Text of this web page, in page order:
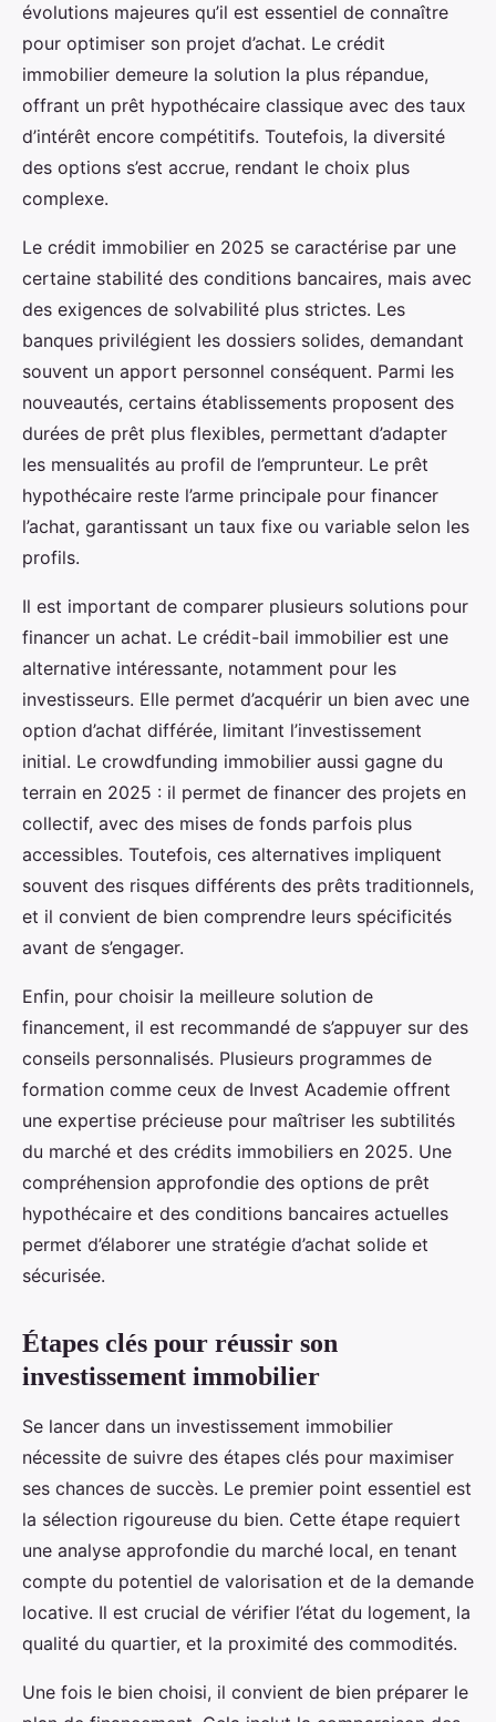
évolutions majeures qu’il est essentiel de connaître
pour optimiser son projet d’achat. Le crédit
immobilier demeure la solution la plus répandue,
offrant un prêt hypothécaire classique avec des taux
d’intérêt encore compétitifs. Toutefois, la diversité
des options s’est accrue, rendant le choix plus
complexe.
Le crédit immobilier en 2025 se caractérise par une
certaine stabilité des conditions bancaires, mais avec
des exigences de solvabilité plus strictes. Les
banques privilégient les dossiers solides, demandant
souvent un apport personnel conséquent. Parmi les
nouveautés, certains établissements proposent des
durées de prêt plus flexibles, permettant d’adapter
les mensualités au profil de l’emprunteur. Le prêt
hypothécaire reste l’arme principale pour financer
l’achat, garantissant un taux fixe ou variable selon les
profils.
Il est important de comparer plusieurs solutions pour
financer un achat. Le crédit-bail immobilier est une
alternative intéressante, notamment pour les
investisseurs. Elle permet d’acquérir un bien avec une
option d’achat différée, limitant l’investissement
initial. Le crowdfunding immobilier aussi gagne du
terrain en 2025 : il permet de financer des projets en
collectif, avec des mises de fonds parfois plus
accessibles. Toutefois, ces alternatives impliquent
souvent des risques différents des prêts traditionnels,
et il convient de bien comprendre leurs spécificités
avant de s’engager.
Enfin, pour choisir la meilleure solution de
financement, il est recommandé de s’appuyer sur des
conseils personnalisés. Plusieurs programmes de
formation comme ceux de Invest Academie offrent
une expertise précieuse pour maîtriser les subtilités
du marché et des crédits immobiliers en 2025. Une
compréhension approfondie des options de prêt
hypothécaire et des conditions bancaires actuelles
permet d’élaborer une stratégie d’achat solide et
sécurisée.
Étapes clés pour réussir son
investissement immobilier
Se lancer dans un investissement immobilier
nécessite de suivre des étapes clés pour maximiser
ses chances de succès. Le premier point essentiel est
la sélection rigoureuse du bien. Cette étape requiert
une analyse approfondie du marché local, en tenant
compte du potentiel de valorisation et de la demande
locative. Il est crucial de vérifier l’état du logement, la
qualité du quartier, et la proximité des commodités.
Une fois le bien choisi, il convient de bien préparer le